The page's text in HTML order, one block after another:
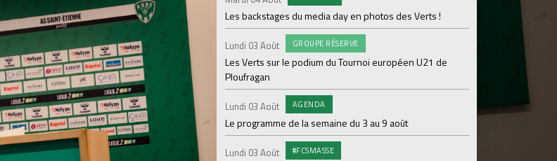
Les backstages du media day en photos des Verts !
Lundi 03 Août GROUPE RÉSERVE
Les Verts sur le podium du Tournoi européen U21 de
Ploufragan
Lundi 03 Août AGENDA
Le programme de la semaine du 3 au 9 août
Lundi 03 Août #FCSMASSE
Vendredi 31 Juil.
ASSE- Venise
Vendredi 31 Juil.
L'ASSE et hummel
maillot extérieur